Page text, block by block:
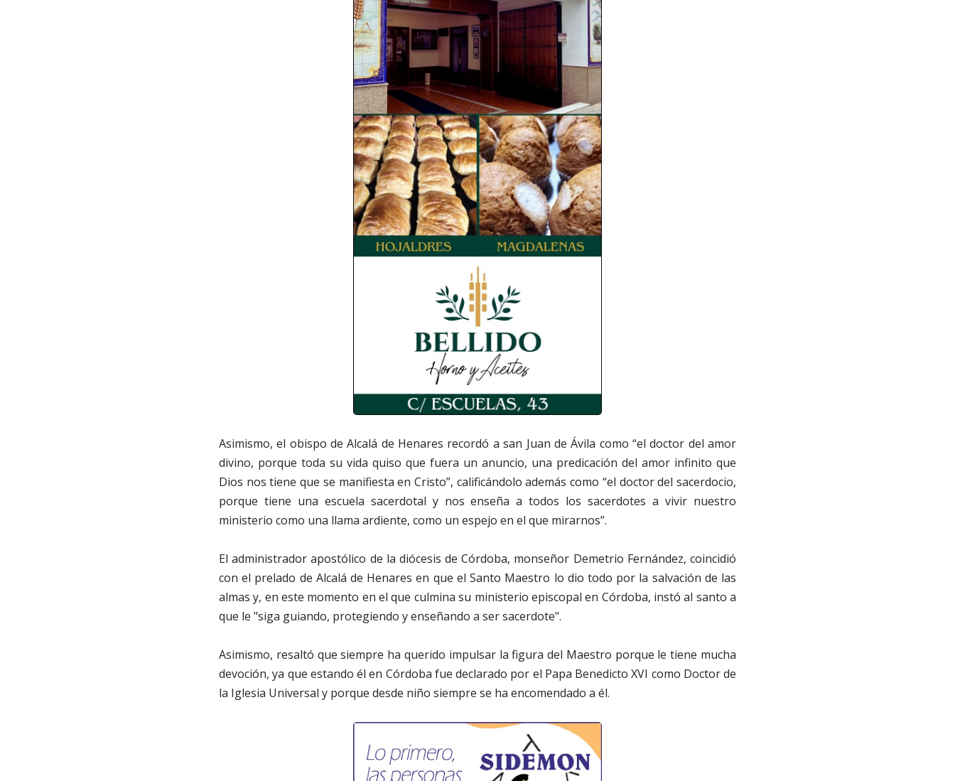
Asimismo, el obispo de Alcalá de Henares recordó a san Juan de Ávila como “el doctor del amor
divino, porque toda su vida quiso que fuera un anuncio, una predicación del amor infinito que
Dios nos tiene que se manifiesta en Cristo”, calificándolo además como “el doctor del sacerdocio,
porque tiene una escuela sacerdotal y nos enseña a todos los sacerdotes a vivir nuestro
ministerio como una llama ardiente, como un espejo en el que mirarnos”.
El administrador apostólico de la diócesis de Córdoba, monseñor Demetrio Fernández, coincidió
con el prelado de Alcalá de Henares en que el Santo Maestro lo dio todo por la salvación de las
almas y, en este momento en el que culmina su ministerio episcopal en Córdoba, instó al santo a
que le "siga guiando, protegiendo y enseñando a ser sacerdote".
Asimismo, resaltó que siempre ha querido impulsar la figura del Maestro porque le tiene mucha
devoción, ya que estando él en Córdoba fue declarado por el Papa Benedicto XVI como Doctor de
la Iglesia Universal y porque desde niño siempre se ha encomendado a él.